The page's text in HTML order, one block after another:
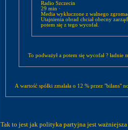
Radio Szczecin
29 min ·
Media wykluczone z walnego
Utajnienia obrad chciał obecny
potem się z tego wycofał.
To podważył a potem się
A wartość spółki zmalała o 12 % przez "bilans"
Tak to jest jak polityka partyjna jest